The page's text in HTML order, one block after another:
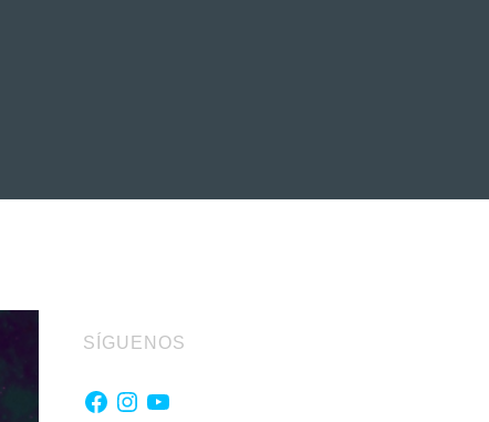
SÍGUENOS
Facebook
Instagram
YouTube